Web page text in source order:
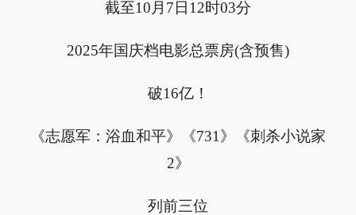
截至10月7日12时03分
2025年国庆档电影总票房(含预售)
破16亿！
《志愿军：浴血和平》《731》《刺杀小说家
2》
列前三位